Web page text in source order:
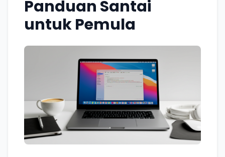
Panduan Santai
untuk Pemula